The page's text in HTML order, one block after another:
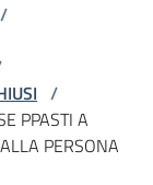
/
/
PPASTI A
PERSONA